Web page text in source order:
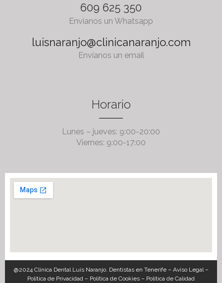
609 625 350
Envíanos un Whatsapp
luisnaranjo@clinicanaranjo.com
Envíanos un email
Horario
Lunes – jueves: 9:00-20:00
Viernes: 9:00-17:00
@2024 Clínica Dental Luis Naranjo. Dentistas en Tenerife – Aviso Legal –
Política de Privacidad – Política de Cookies – Política de Calidad